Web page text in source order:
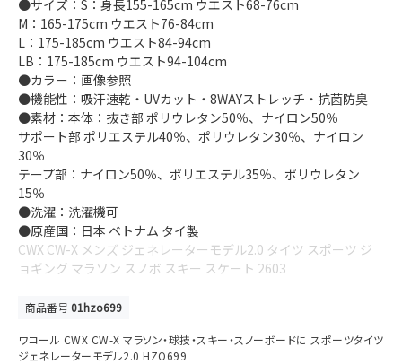
●サイズ：S：身長155-165cm ウエスト68-76cm
M：165-175cm ウエスト76-84cm
L：175-185cm ウエスト84-94cm
LB：175-185cm ウエスト94-104cm
●カラー：画像参照
●機能性：吸汗速乾・UVカット・8WAYストレッチ・抗菌防臭
●素材：本体：抜き部 ポリウレタン50％、ナイロン50％
サポート部 ポリエステル40％、ポリウレタン30％、ナイロン
30％
テープ部：ナイロン50％、ポリエステル35％、ポリウレタン
15％
●洗濯：洗濯機可
●原産国：日本 ベトナム タイ製
CWX CW-X メンズ ジェネレーターモデル2.0 タイツ スポーツ ジ
ョギング マラソン スノボ スキー スケート 2603
商品番号01hzo699
ワコール CWX CW-X マラソン・球技・スキー・スノーボードに スポーツタイツ
ジェネレーターモデル2.0 HZO699